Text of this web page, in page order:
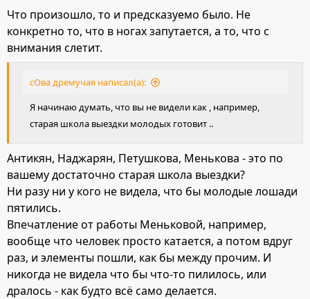
Что произошло, то и предсказуемо было. Не
конкретно то, что в ногах запутается, а то, что с
внимания слетит.
сОва дремучая написал(а):
Я начинаю думать, что вы не видели как , например,
старая школа выездки молодых готовит ..
Антикян, Наджарян, Петушкова, Менькова - это по
вашему достаточно старая школа выездки?
Ни разу ни у кого не видела, что бы молодые лошади
пятились.
Впечатление от работы Меньковой, например,
вообще что человек просто катается, а потом вдруг
раз, и элементы пошли, как бы между прочим. И
никогда не видела что бы что-то пилилось, или
дралось - как будто всё само делается.